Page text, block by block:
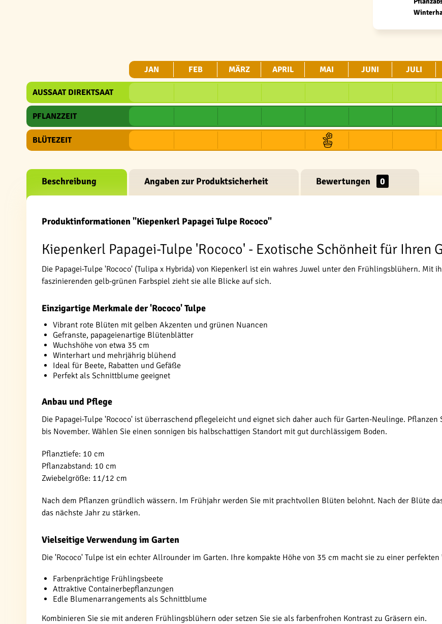
JAN FEB MÄRZ APRIL MAI JUNI JULI
AUSSAAT DIREKTSAAT
PFLANZZEIT
BLÜTEZEIT
Beschreibung Angaben zur Produktsicherheit Bewertungen 0
Produktinformationen "Kiepenkerl Papagei Tulpe Rococo"
Kiepenkerl Papagei-Tulpe 'Rococo' - Exotische Schönheit für Ihren
Die Papagei-Tulpe 'Rococo' (Tulipa x Hybrida) von Kiepenkerl ist ein wahres Juwel unter den Frühlingsblühern.
faszinierenden gelb-grünen Farbspiel zieht sie alle Blicke auf sich.
Einzigartige Merkmale der 'Rococo' Tulpe
Vibrant rote Blüten mit gelben Akzenten und grünen Nuancen
Gefranste, papageienartige Blütenblätter
Wuchshöhe von etwa 35 cm
Winterhart und mehrjährig blühend
Ideal für Beete, Rabatten und Gefäße
Perfekt als Schnittblume geeignet
Anbau und Pflege
Die Papagei-Tulpe 'Rococo' ist überraschend pflegeleicht und eignet sich daher auch für Garten-Neulinge.
bis November. Wählen Sie einen sonnigen bis halbschattigen Standort mit gut durchlässigem Boden.
Pflanztiefe: 10 cm
Pflanzabstand: 10 cm
Zwiebelgröße: 11/12 cm
Nach dem Pflanzen gründlich wässern. Im Frühjahr werden Sie mit prachtvollen Blüten belohnt. Nach der Blüte
das nächste Jahr zu stärken.
Vielseitige Verwendung im Garten
Die 'Rococo' Tulpe ist ein echter Allrounder im Garten. Ihre kompakte Höhe von 35 cm macht sie zu einer perfekten
Farbenprächtige Frühlingsbeete
Attraktive Containerbepflanzungen
Edle Blumenarrangements als Schnittblume
Kombinieren Sie sie mit anderen Frühlingsblühern oder setzen Sie sie als farbenfrohen Kontrast zu Gräsern ein.